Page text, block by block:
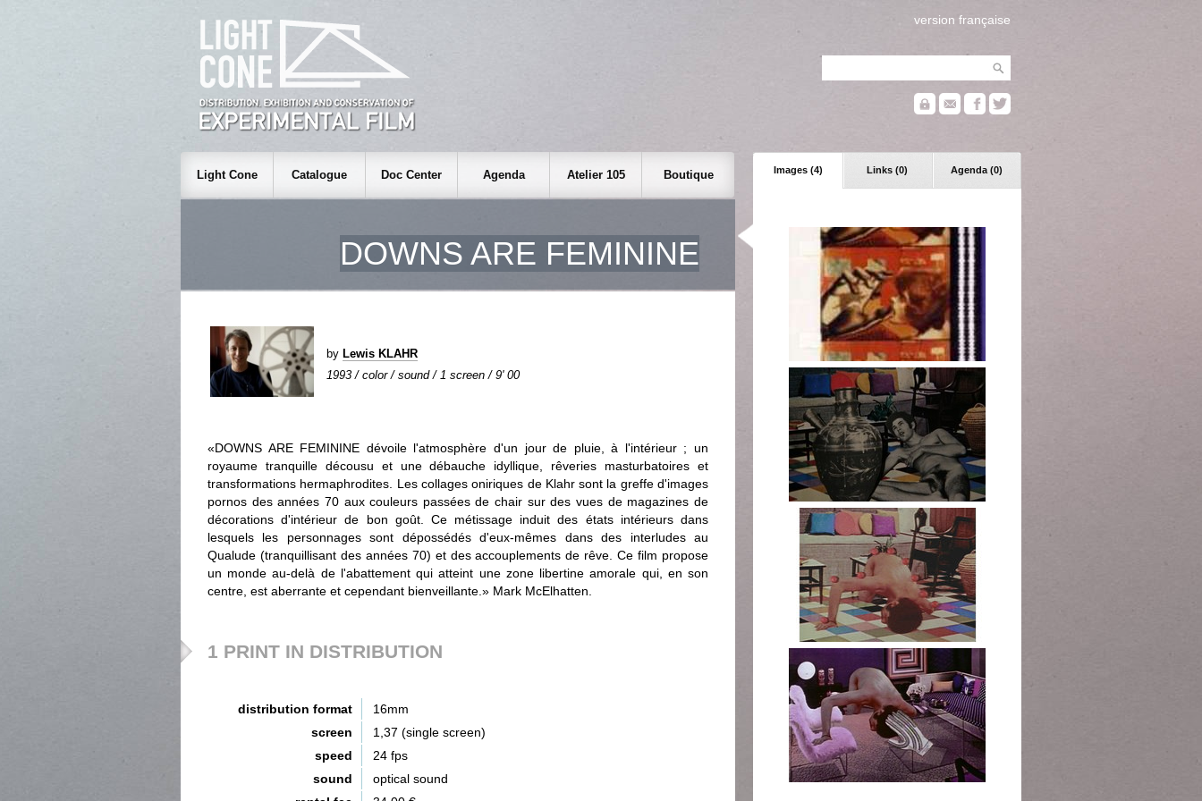
version française
Images (4) Links (0) Agenda (0)
Light Cone Catalogue Doc Center Agenda Atelier 105 Boutique
DOWNS ARE FEMININE
by Lewis KLAHR
1993 / color / sound / 1 screen / 9' 00
«DOWNS ARE FEMININE dévoile l'atmosphère d'un jour de pluie, à l'intérieur ; un
royaume tranquille décousu et une débauche idyllique, rêveries masturbatoires et
transformations hermaphrodites. Les collages oniriques de Klahr sont la greffe d'images
pornos des années 70 aux couleurs passées de chair sur des vues de magazines de
décorations d'intérieur de bon goût. Ce métissage induit des états intérieurs dans
lesquels les personnages sont dépossédés d'eux-mêmes dans des interludes au
Qualude (tranquillisant des années 70) et des accouplements de rêve. Ce film propose
un monde au-delà de l'abattement qui atteint une zone libertine amorale qui, en son
centre, est aberrante et cependant bienveillante.» Mark McElhatten.
1 PRINT IN DISTRIBUTION
distribution format
16mm
screen
1,37 (single screen)
speed
24 fps
sound
optical sound